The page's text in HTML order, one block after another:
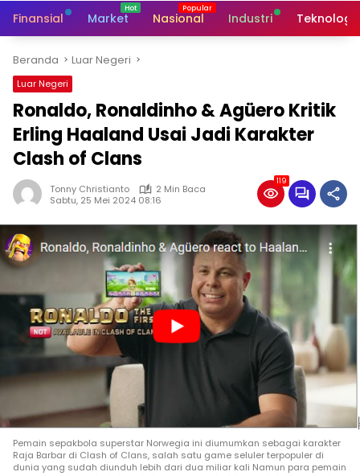
Finansial Market Nasional Industri Teknologi
Beranda Luar Negeri
Luar Negeri
Ronaldo, Ronaldinho & Agüero Kritik
Erling Haaland Usai Jadi Karakter
Clash of Clans
Tonny Christianto
2 Min Baca
Sabtu, 25 Mei 2024 08:16
119
Pemain sepakbola superstar Norwegia ini diumumkan sebagai karakter
Raja Barbar di Clash of Clans, salah satu game seluler terpopuler di
dunia yang sudah diunduh lebih dari dua miliar kali Namun para pemain